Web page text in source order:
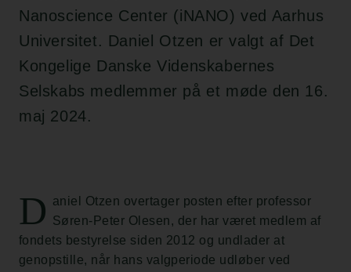
Nanoscience Center (iNANO) ved Aarhus
Universitet. Daniel Otzen er valgt af Det
Kongelige Danske Videnskabernes
Selskabs medlemmer på et møde den 16.
maj 2024.
D
aniel Otzen overtager posten efter professor
Søren-Peter Olesen, der har været medlem af
fondets bestyrelse siden 2012 og undlader at
genopstille, når hans valgperiode udløber ved